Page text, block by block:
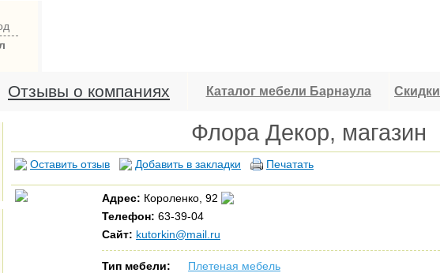
Отзывы о компаниях Каталог мебели Барнаула Скидки
Флора Декор, магазин
Оставить отзыв Добавить в закладки Печатать
Адрес: Короленко, 92
Телефон: 63-39-04
Сайт: kutorkin@mail.ru
Тип мебели:
Плетеная мебель